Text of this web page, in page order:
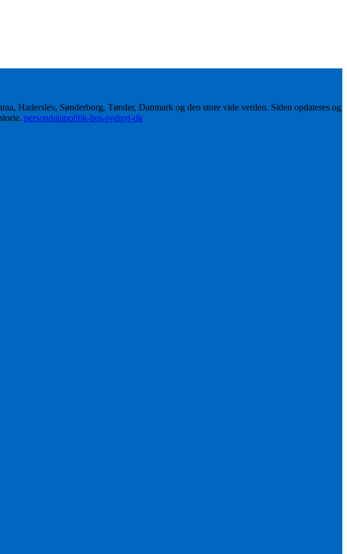
Haderslev, Sønderborg, Tønder, Danmark og den store vide verden. Siden opdateres og
persondatapolitik-hos-sydnyt-dk